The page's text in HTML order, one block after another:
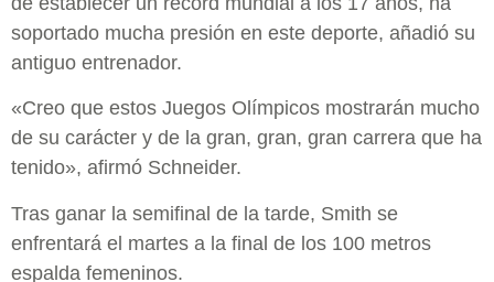
soportado mucha presión en este deporte, añadió su
antiguo entrenador.
«Creo que estos Juegos Olímpicos mostrarán mucho
de su carácter y de la gran, gran, gran carrera que ha
tenido», afirmó Schneider.
Tras ganar la semifinal de la tarde, Smith se
enfrentará el martes a la final de los 100 metros
espalda femeninos.